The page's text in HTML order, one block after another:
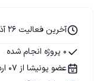
آخرین فعالیت 26 آذر 1404
0 پروژه انجام شده
عضو پونیشا از 07 اردیبهشت 1396